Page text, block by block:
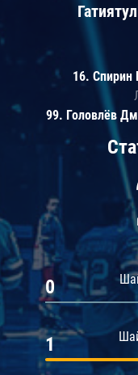
0
1
16. Спирин
99. Головлёв